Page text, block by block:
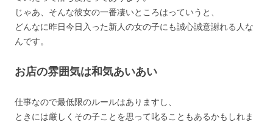
じゃあ、そんな彼女の一番凄いところはっていうと、
どんなに昨日今日入った新人の女の子にも誠心誠意謝れる人な
んです。
お店の雰囲気は和気あいあい
仕事なので最低限のルールはありますし、
ときには厳しくその子ことを思って叱ることもあるかもしれま